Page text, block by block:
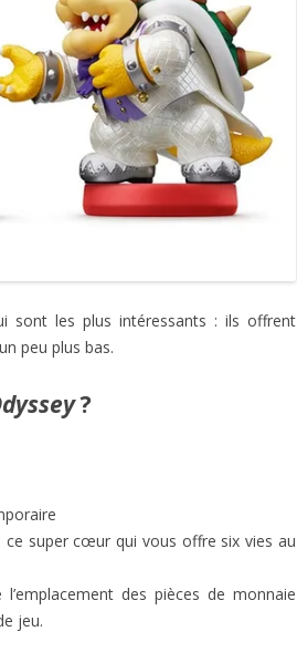
sont les plus intéressants : ils offrent
peu plus bas.
?
super cœur qui vous offre six vies au
des pièces de monnaie
jeu.